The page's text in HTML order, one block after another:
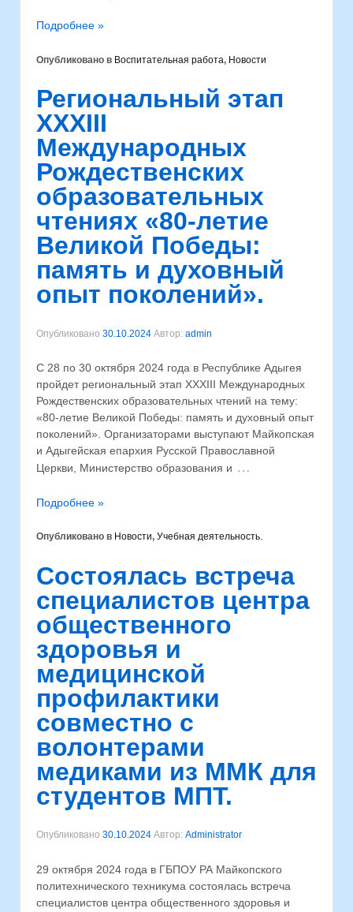
Подробнее »
Опубликовано в Воспитательная работа, Новости
Региональный этап
XXXIII
Международных
Рождественских
образовательных
чтениях «80-летие
Великой Победы:
память и духовный
опыт поколений».
Опубликовано 30.10.2024 Автор: admin
С 28 по 30 октября 2024 года в Республике Адыгея
пройдет региональный этап XXXIII Международных
Рождественских образовательных чтений на тему:
«80-летие Великой Победы: память и духовный опыт
поколений». Организаторами выступают Майкопская
и Адыгейская епархия Русской Православной
Церкви, Министерство образования и …
Подробнее »
Опубликовано в Новости, Учебная деятельность.
Cостоялась встреча
специалистов центра
общественного
здоровья и
медицинской
профилактики
совместно с
волонтерами
медиками из ММК для
студентов МПТ.
Опубликовано 30.10.2024 Автор: Administrator
29 октября 2024 года в ГБПОУ РА Майкопского
политехнического техникума состоялась встреча
специалистов центра общественного здоровья и